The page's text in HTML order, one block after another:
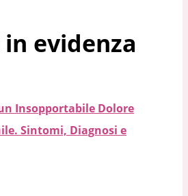
evidenza
Insopportabile Dolore
Sintomi, Diagnosi e